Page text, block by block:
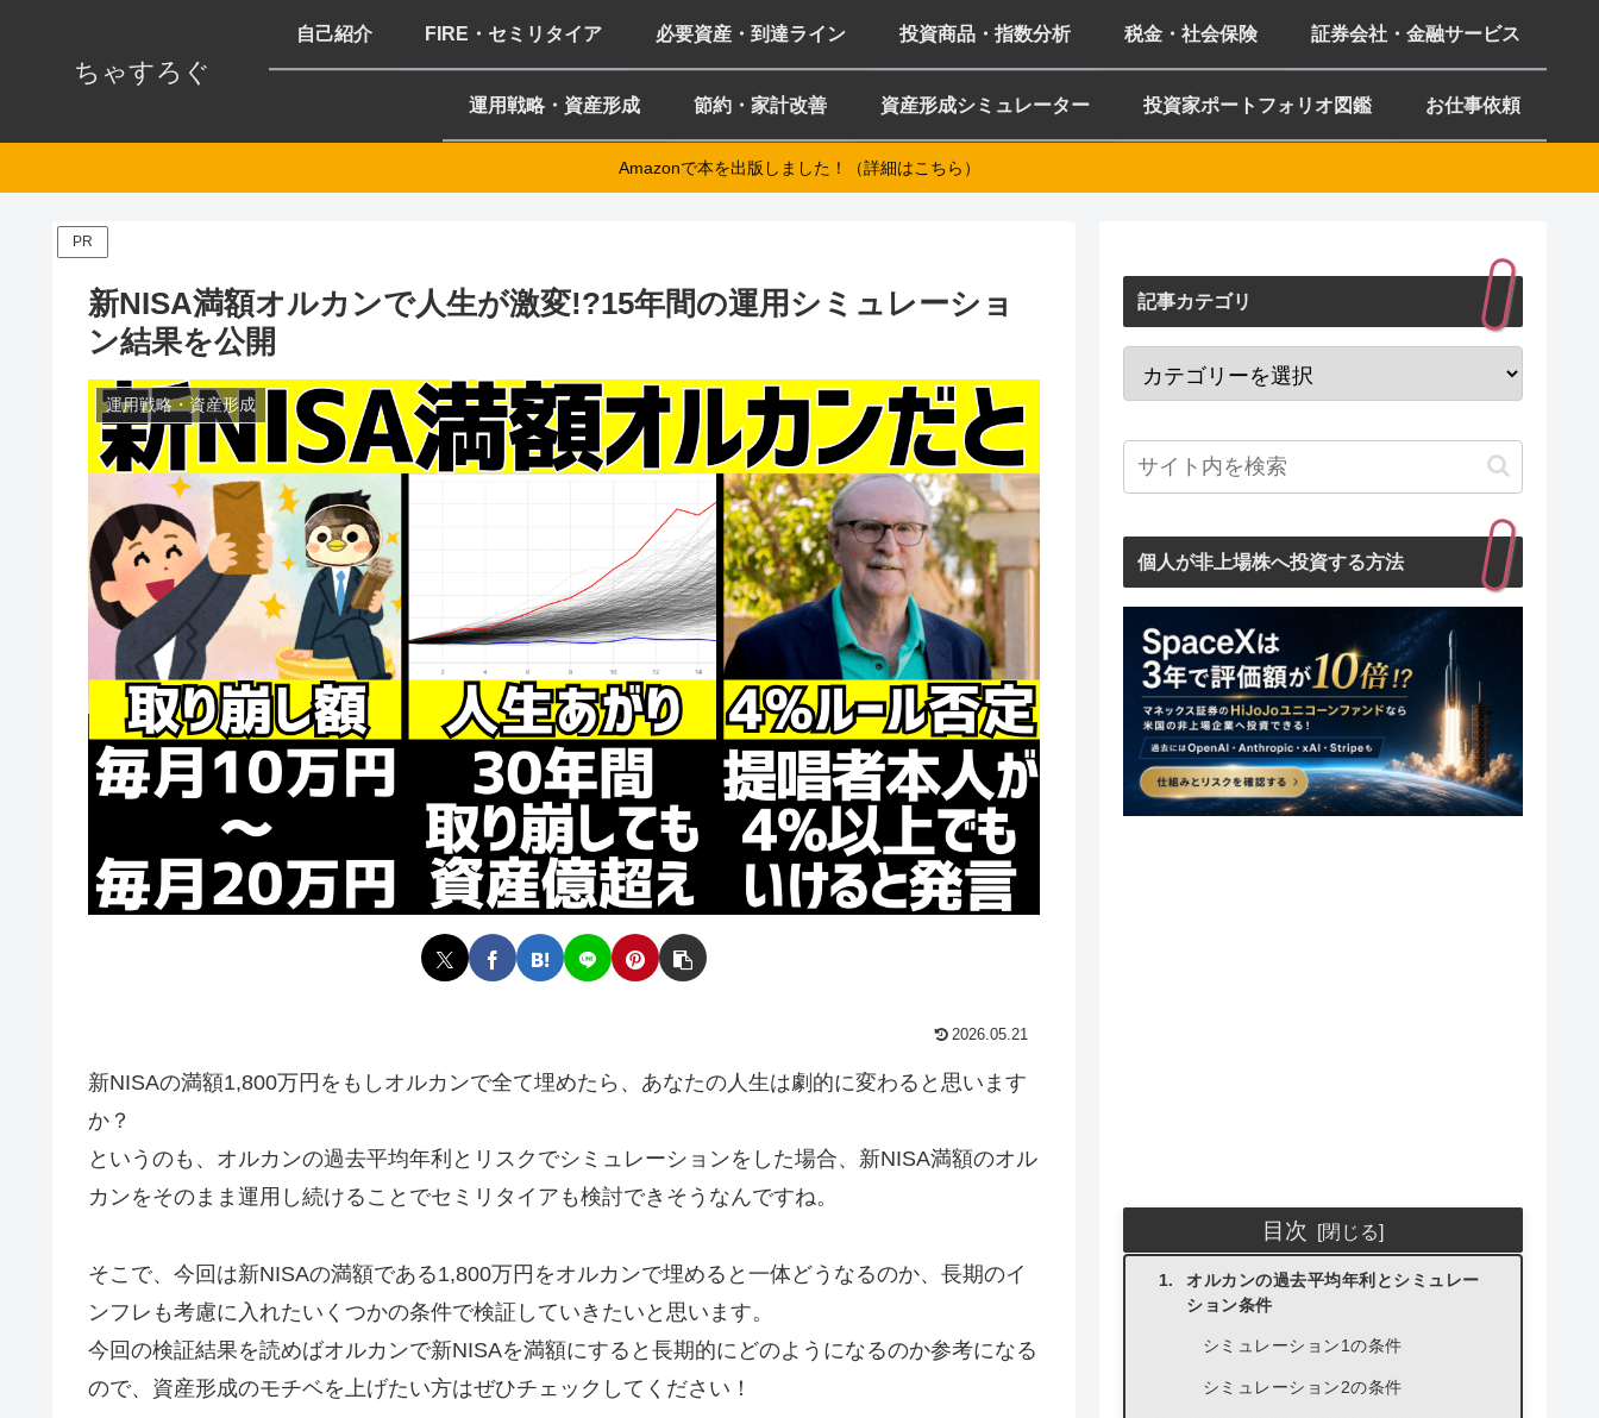
ちゃすろぐ
自己紹介 FIRE・セミリタイア 必要資産・到達ライン 投資商品・指数分析 税金・社会保険 証券会社・金融サービス
運用戦略・資産形成 節約・家計改善 資産形成シミュレーター 投資家ポートフォリオ図鑑 お仕事依頼
Amazonで本を出版しました！（詳細はこちら）
PR
新NISA満額オルカンで人生が激変!?15年間の運用シミュレーショ
ン結果を公開
運用戦略・資産形成
2026.05.21
新NISAの満額1,800万円をもしオルカンで全て埋めたら、あなたの人生は劇的に変わると思います
か？
というのも、オルカンの過去平均年利とリスクでシミュレーションをした場合、新NISA満額のオル
カンをそのまま運用し続けることでセミリタイアも検討できそうなんですね。
そこで、今回は新NISAの満額である1,800万円をオルカンで埋めると一体どうなるのか、長期のイ
ンフレも考慮に入れたいくつかの条件で検証していきたいと思います。
今回の検証結果を読めばオルカンで新NISAを満額にすると長期的にどのようになるのか参考になる
ので、資産形成のモチベを上げたい方はぜひチェックしてください！
記事カテゴリ
個人が非上場株へ投資する方法
目次
オルカンの過去平均年利とシミュレー
ション条件
シミュレーション1の条件
シミュレーション2の条件